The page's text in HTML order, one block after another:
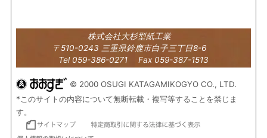
株式会社大杉型紙工業
〒510-0243 三重県鈴鹿市白子三丁目8-6
Tel 059-386-0271 Fax 059-387-1513
© 2000 OSUGI KATAGAMIKOGYO CO., LTD.
*このサイトの内容について無断転載・複写等することを禁じま
す。